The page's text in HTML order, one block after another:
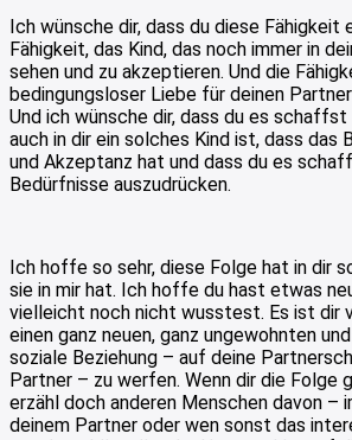
Ich wünsche dir, dass du diese
Fähigkeit, das Kind, das noch immer in
sehen und zu akzeptieren. Und die
bedingungsloser Liebe für deinen Partner
Und ich wünsche dir, dass du es schaffst
auch in dir ein solches Kind ist, dass das
und Akzeptanz hat und dass du es
Bedürfnisse auszudrücken.
Ich hoffe so sehr, diese Folge hat in dir
sie in mir hat. Ich hoffe du hast etwas
vielleicht noch nicht wusstest. Es ist dir
einen ganz neuen, ganz ungewohnten
soziale Beziehung – auf deine
Partner – zu werfen. Wenn dir die Folge
erzähl doch anderen Menschen davon –
deinem Partner oder wen sonst das